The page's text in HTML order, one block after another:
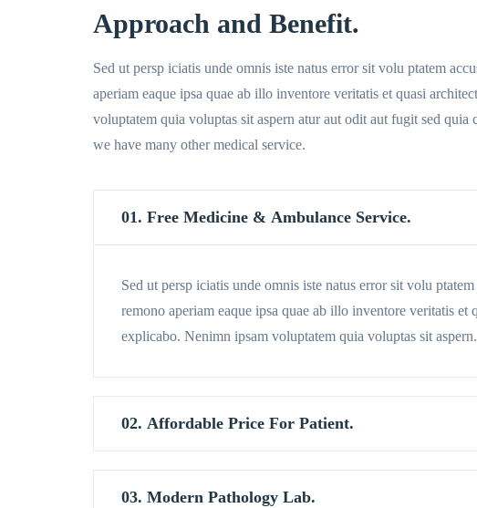
Approach and Benefit.
Sed ut persp iciatis unde omnis iste natus error sit volu ptatem
aperiam eaque ipsa quae ab illo inventore veritatis et quasi
voluptatem quia voluptas sit aspern atur aut odit aut fugit sed quia
we have many other medical service.
01. Free Medicine & Ambulance Service.
Sed ut persp iciatis unde omnis iste natus error sit volu
remono aperiam eaque ipsa quae ab illo inventore veritatis et
explicabo. Nenimn ipsam voluptatem quia voluptas sit aspern.
02. Affordable Price For Patient.
03. Modern Pathology Lab.